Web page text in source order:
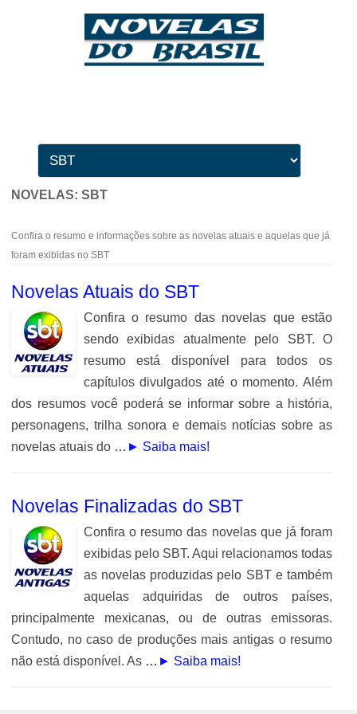
NOVELAS: SBT
Confira o resumo e informações sobre as novelas atuais e aquelas que já
foram exibidas no SBT
Novelas Atuais do SBT
Confira o resumo das novelas que estão
sendo exibidas atualmente pelo SBT. O
resumo está disponível para todos os
capítulos divulgados até o momento. Além
dos resumos você poderá se informar sobre a história,
personagens, trilha sonora e demais notícias sobre as
novelas atuais do …► Saiba mais!
Novelas Finalizadas do SBT
Confira o resumo das novelas que já foram
exibidas pelo SBT. Aqui relacionamos todas
as novelas produzidas pelo SBT e também
aquelas adquiridas de outros países,
principalmente mexicanas, ou de outras emissoras.
Contudo, no caso de produções mais antigas o resumo
não está disponível. As …► Saiba mais!